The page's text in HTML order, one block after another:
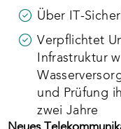
Über IT-
Verpflichtet
Infrastruktur
und Prüfung
zwei Jahre